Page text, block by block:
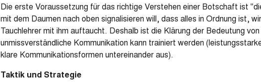
Die erste Voraussetzung für das richtige Verstehen einer Botschaft ist
mit dem Daumen nach oben signalisieren will, dass alles in Ordnung ist,
Tauchlehrer mit ihm auftaucht. Deshalb ist die Klärung der Bedeutung
unmissverständliche Kommunikation kann trainiert werden
klare Kommunikationsformen untereinander aus).
Taktik und Strategie